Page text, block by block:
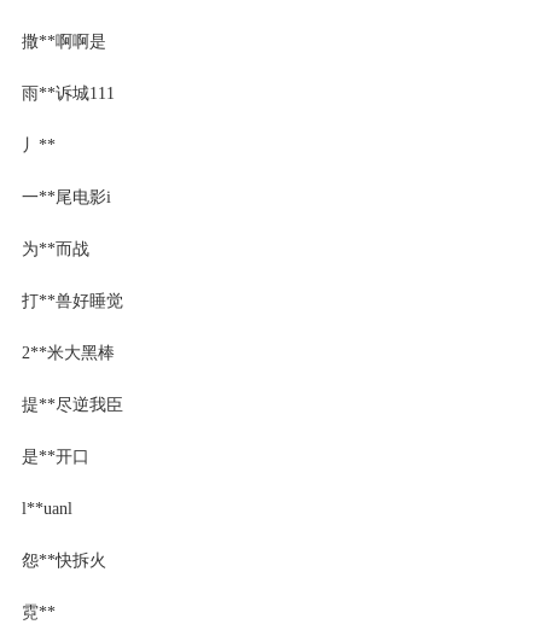
撒**啊啊是
雨**诉城111
丿**
一**尾电影i
为**而战
打**兽好睡觉
2**米大黑棒
提**尽逆我臣
是**开口
l**uanl
怨**快拆火
霓**